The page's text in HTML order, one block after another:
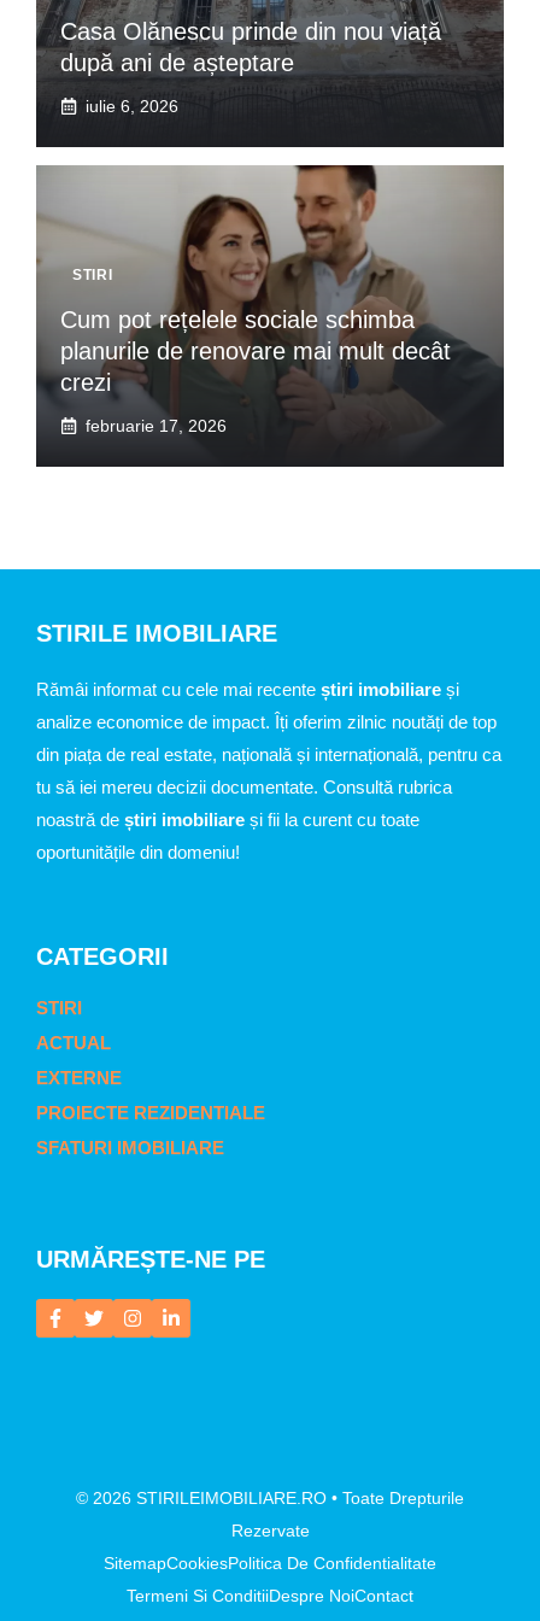
Casa Olănescu prinde din nou viață
după ani de așteptare
iulie 6, 2026
STIRI
Cum pot rețelele sociale schimba
planurile de renovare mai mult decât
crezi
februarie 17, 2026
STIRILE IMOBILIARE
Rămâi informat cu cele mai recente știri imobiliare și
analize economice de impact. Îți oferim zilnic noutăți de top
din piața de real estate, națională și internațională, pentru ca
tu să iei mereu decizii documentate. Consultă rubrica
noastră de știri imobiliare și fii la curent cu toate
oportunitățile din domeniu!
CATEGORII
STIRI
ACTUAL
EXTERNE
PROIECTE REZIDENTIALE
SFATURI IMOBILIARE
URMĂREȘTE-NE PE
© 2026 STIRILEIMOBILIARE.RO • Toate Drepturile
Rezervate
SitemapCookiesPolitica De Confidentialitate
Termeni Si ConditiiDespre NoiContact